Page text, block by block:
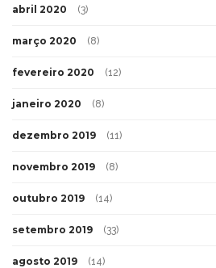
abril 2020 (3)
março 2020 (8)
fevereiro 2020 (12)
janeiro 2020 (8)
dezembro 2019 (11)
novembro 2019 (8)
outubro 2019 (14)
setembro 2019 (33)
agosto 2019 (14)